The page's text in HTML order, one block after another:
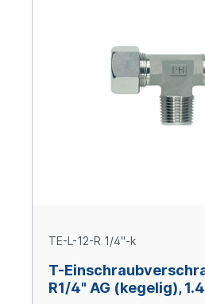
TE-L-12-R 1/4"-k
T-
R1/4" AG (kegelig),